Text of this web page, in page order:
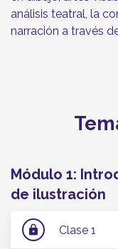
análisis teatral, la
narración a través
Módulo 1:
de ilustración
lock Clase 1